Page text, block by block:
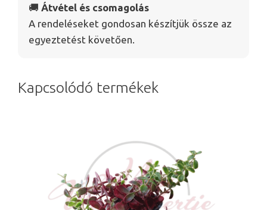
🚚 Átvétel és csomagolás
A rendeléseket gondosan készítjük össze az
egyeztetést követően.
Kapcsolódó termékek